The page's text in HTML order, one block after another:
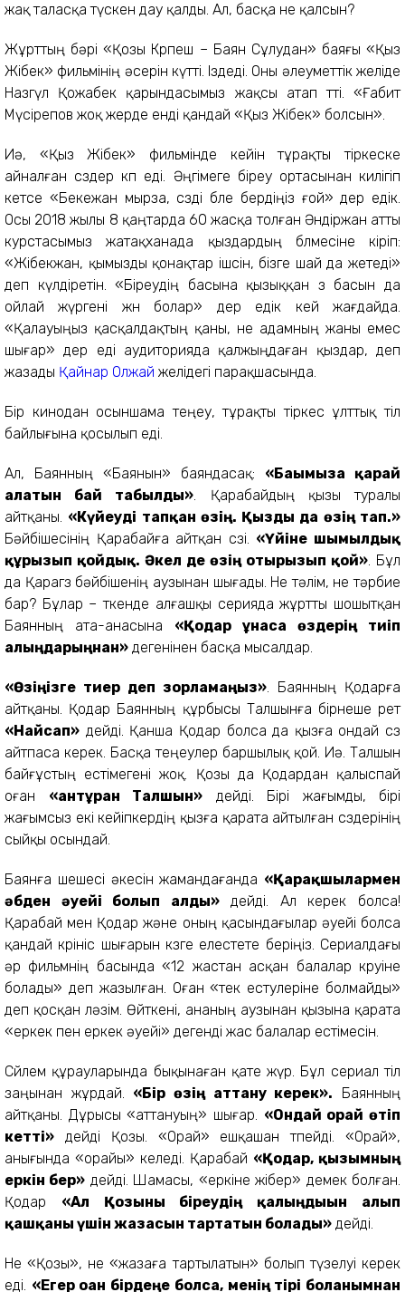
жақ таласқа түскен дау қалды. Ал, басқа не қалсын?
Жұрттың бәрі «Қозы Көрпеш – Баян Сұлудан» баяғы «Қыз
Жібек» фильмінің әсерін күтті. Іздеді. Оны әлеуметтік желіде
Назгүл Қожабек қарындасымыз жақсы атап өтті. «Ғабит
Мүсірепов жоқ жерде енді қандай «Қыз Жібек» болсын».
Иә, «Қыз Жібек» фильмінде кейін тұрақты тіркеске
айналған сөздер көп еді. Әңгімеге біреу ортасынан килігіп
кетсе «Бекежан мырза, сөзді бөле бердіңіз ғой» дер едік.
Осы 2018 жылы 8 қаңтарда 60 жасқа толған Әндіржан атты
курстасымыз жатақханада қыздардың бөлмесіне кіріп:
«Жібекжан, қымызды қонақтар ішсін, бізге шай да жетеді»
деп күлдіретін. «Біреудің басына қызыққан өз басын да
ойлай жүргені жөн болар» дер едік кей жағдайда.
«Қалауыңыз қасқалдақтың қаны, не адамның жаны емес
шығар» дер еді аудиторияда қалжыңдаған қыздар, деп
жазады Қайнар Олжай желідегі парақшасында.
Бір кинодан осыншама теңеу, тұрақты тіркес ұлттық тіл
байлығына қосылып еді.
Ал, Баянның «Баянын» баяндасақ: «Бағымызға қарай
алатын бай табылды». Қарабайдың қызы туралы
айтқаны. «Күйеуді тапқан өзің. Қызды да өзің тап.»
Бәйбішесінің Қарабайға айтқан сөзі. «Үйіне шымылдық
құрғызып қойдық. Әкел де өзің отырғызып қой». Бұл
да Қарагөз бәйбішенің аузынан шығады. Не тәлім, не тәрбие
бар? Бұлар – өткенде алғашқы серияда жұртты шошытқан
Баянның ата-анасына «Қодар ұнаса өздерің тиіп
алыңдарыңнан» дегенінен басқа мысалдар.
«Өзіңізге тиер деп зорламаңыз». Баянның Қодарға
айтқаны. Қодар Баянның құрбысы Талшынға бірнеше рет
«Найсап» дейді. Қанша Қодар болса да қызға ондай сөз
айтпаса керек. Басқа теңеулер баршылық қой. Иә. Талшын
байғұстың естімегені жоқ. Қозы да Қодардан қалыспай
оған «антұрған Талшын» дейді. Бірі жағымды, бірі
жағымсыз екі кейіпкердің қызға қарата айтылған сөздерінің
сыйқы осындай.
Баянға шешесі әкесін жамандағанда «Қарақшылармен
әбден әуейі болып алды»дейді. Ал керек болса!
Қарабай мен Қодар және оның қасындағылар әуейі болса
қандай көрініс шығарын көзге елестете беріңіз. Сериалдағы
әр фильмнің басында «12 жастан асқан балалар көруіне
болады» деп жазылған. Оған «тек естулеріне болмайды»
деп қосқан ләзім. Өйткені, ананың аузынан қызына қарата
«еркек пен еркек әуейі» дегенді жас балалар естімесін.
Сөйлем құрауларында бықынаған қате жүр. Бұл сериал тіл
заңынан жұрдай. «Бір өзің аттану керек». Баянның
айтқаны. Дұрысы «аттануың» шығар. «Ондай орай өтіп
кетті» дейді Қозы. «Орай» ешқашан өтпейді. «Орай»,
анығында «орайы» келеді. Қарабай «Қодар, қызымның
еркін бер» дейді. Шамасы, «еркіне жібер» демек болған.
Қодар «Ал Қозыны біреудің қалыңдығын алып
қашқаны үшін жазасын тартатын болады» дейді.
Не «Қозы», не «жазаға тартылатын» болып түзелуі керек
еді. «Егер оған бірдеңе болса, менің тірі болғанымнан